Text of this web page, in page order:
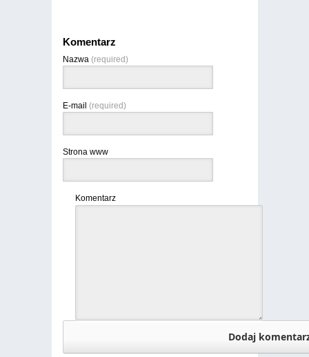
Komentarz
Nazwa (required)
E-mail (required)
Strona www
Komentarz